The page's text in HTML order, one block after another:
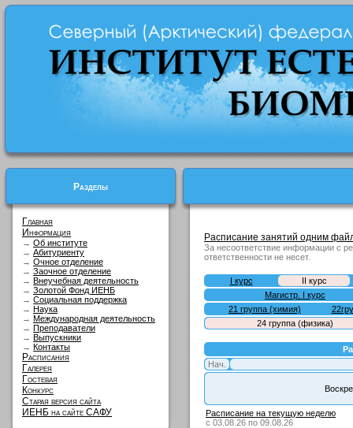
Разделы
Главная
Информация
→ Об институте
→ Абитуриенту
→ Очное отделение
→ Заочное отделение
→ Внеучебная деятельность
→ Золотой Фонд ИЕНБ
→ Социальная поддержка
→ Наука
→ Международная деятельность
→ Преподаватели
→ Выпускники
→ Контакты
Расписания
Галерея
Гостевая
Конкурс
Старая версия сайта
ИЕНБ на сайте САФУ
Расписание занятий одним
За несоответствие информации с
ответственности не несет.
I курс
II курс
Магистр. I курс
21 группа (химия)
24 группа (физика)
Нач.
Расписание на текущую неделю
с 03.08.26 по 09.08.26